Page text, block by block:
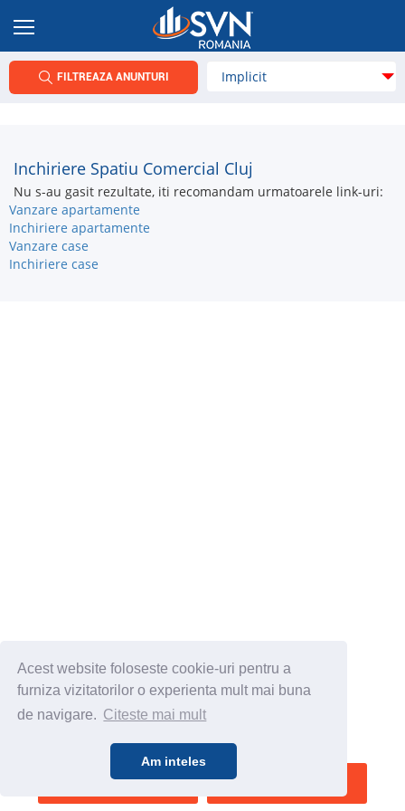
Acest website foloseste cookie-uri pentru a
furniza vizitatorilor o experienta mult mai buna
de navigare. Citeste mai mult
Am inteles
FILTREAZA ANUNTURI
Inchiriere Spatiu Comercial Cluj
Nu s-au gasit rezultate, iti recomandam urmatoarele link-uri:
Vanzare apartamente
Inchiriere apartamente
Vanzare case
Inchiriere case
SALVEAZA